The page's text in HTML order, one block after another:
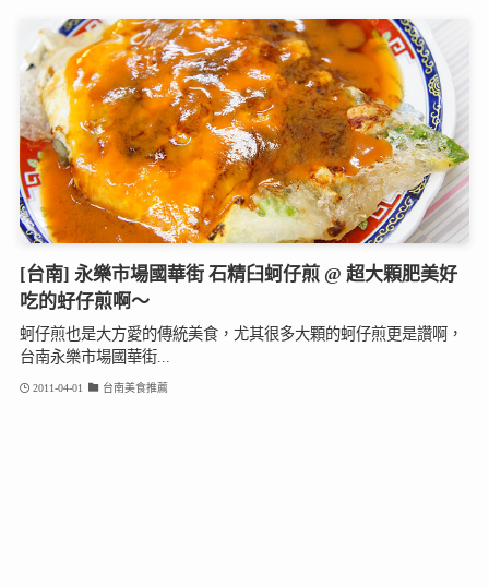
[台南] 永樂市場國華街 石精臼蚵仔煎 @ 超大顆肥美好
吃的虸仔煎啊～
蚵仔煎也是大方愛的傳統美食，尤其很多大顆的蚵仔煎更是讚啊，
台南永樂市場國華街...
2011-04-01 台南美食推薦